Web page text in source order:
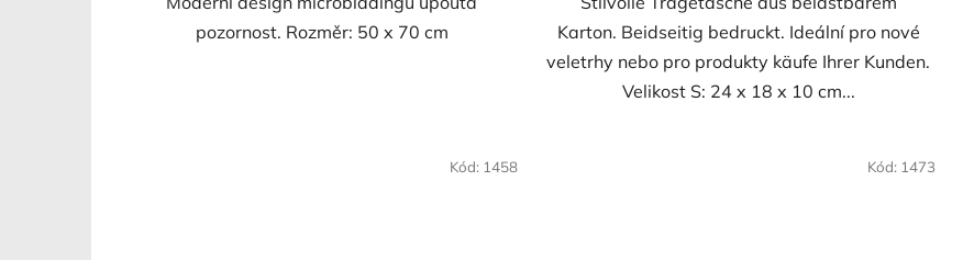
pozornost. Rozměr: 50 x 70 cm
Karton. Beidseitig bedruckt. Ideální pro nové
veletrhy nebo pro produkty käufe Ihrer Kunden.
Velikost S: 24 x 18 x 10 cm...
Kód: 1458 Kód: 1473